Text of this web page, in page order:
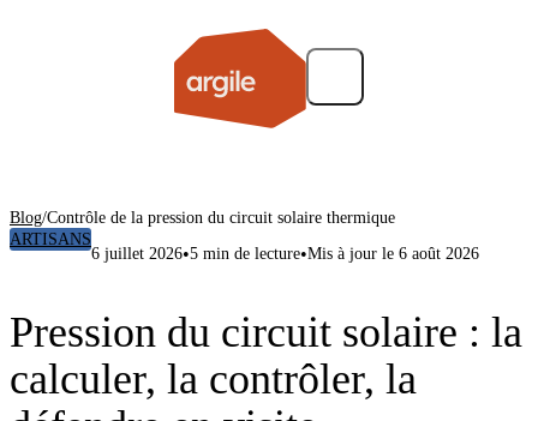
Blog/Contrôle de la pression du circuit solaire thermique
ARTISANS
6 juillet 2026•5 min de lecture•Mis à jour le 6 août 2026
Pression du circuit solaire : la
calculer, la contrôler, la